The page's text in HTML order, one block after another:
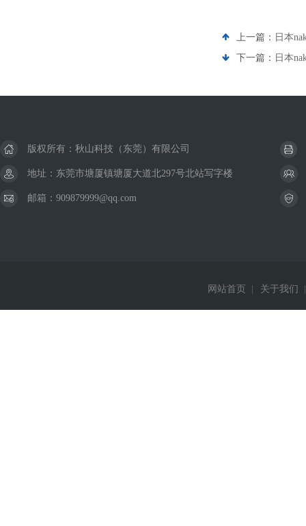
上一篇： 日本
下一篇： 日本
版权所有：秋山科技（东莞）有限公司
地址：东莞市塘厦镇塘厦大道北297号北站写字楼
邮箱：909879999@qq.com
网站首页 关于我们